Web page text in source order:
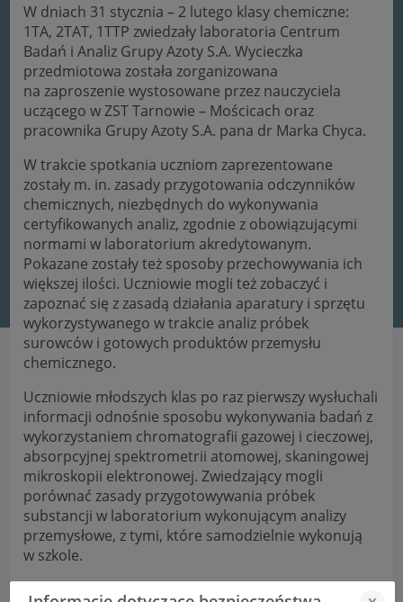
W dniach 31 stycznia – 2 lutego klasy chemiczne:
1TA, 2TAT, 1TTP zwiedzały laboratoria Centrum
Badań i Analiz Grupy Azoty S.A. Wycieczka
przedmiotowa została zorganizowana
na zaproszenie wystosowane przez nauczyciela
uczącego w ZST Tarnowie – Mościcach oraz
pracownika Grupy Azoty S.A. pana dr Marka Chyca.
W trakcie spotkania uczniom zaprezentowane
zostały m. in. zasady przygotowania odczynników
chemicznych, niezbędnych do wykonywania
certyfikowanych analiz, zgodnie z obowiązującymi
normami w laboratorium akredytowanym.
Pokazane zostały też sposoby przechowywania ich
większej ilości. Uczniowie mogli też zobaczyć i
zapoznać się z zasadą działania aparatury i sprzętu
wykorzystywanego w trakcie analiz próbek
surowców i gotowych produktów przemysłu
chemicznego.
Uczniowie młodszych klas po raz pierwszy wysłuchali
informacji odnośnie sposobu wykonywania badań z
wykorzystaniem chromatografii gazowej i cieczowej,
absorpcyjnej spektrometrii atomowej, skaningowej
mikroskopii elektronowej. Zwiedzający mogli
porównać zasady przygotowywania próbek
substancji w laboratorium wykonującym analizy
przemysłowe, z tymi, które samodzielnie wykonują
w szkole.